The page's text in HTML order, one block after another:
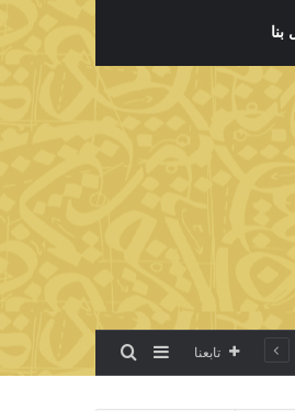
بنا
تابعنا إضافة عمود جانبي
بحث عن